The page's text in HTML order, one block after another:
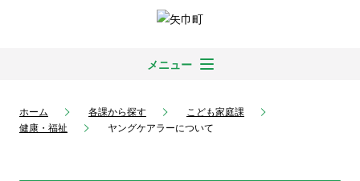
メニュー
ホーム 各課から探す
こども家庭課
健康・福祉
ヤングケアラーについて